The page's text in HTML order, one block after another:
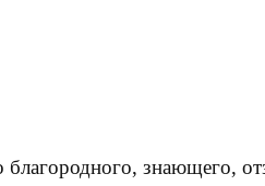
знающего,